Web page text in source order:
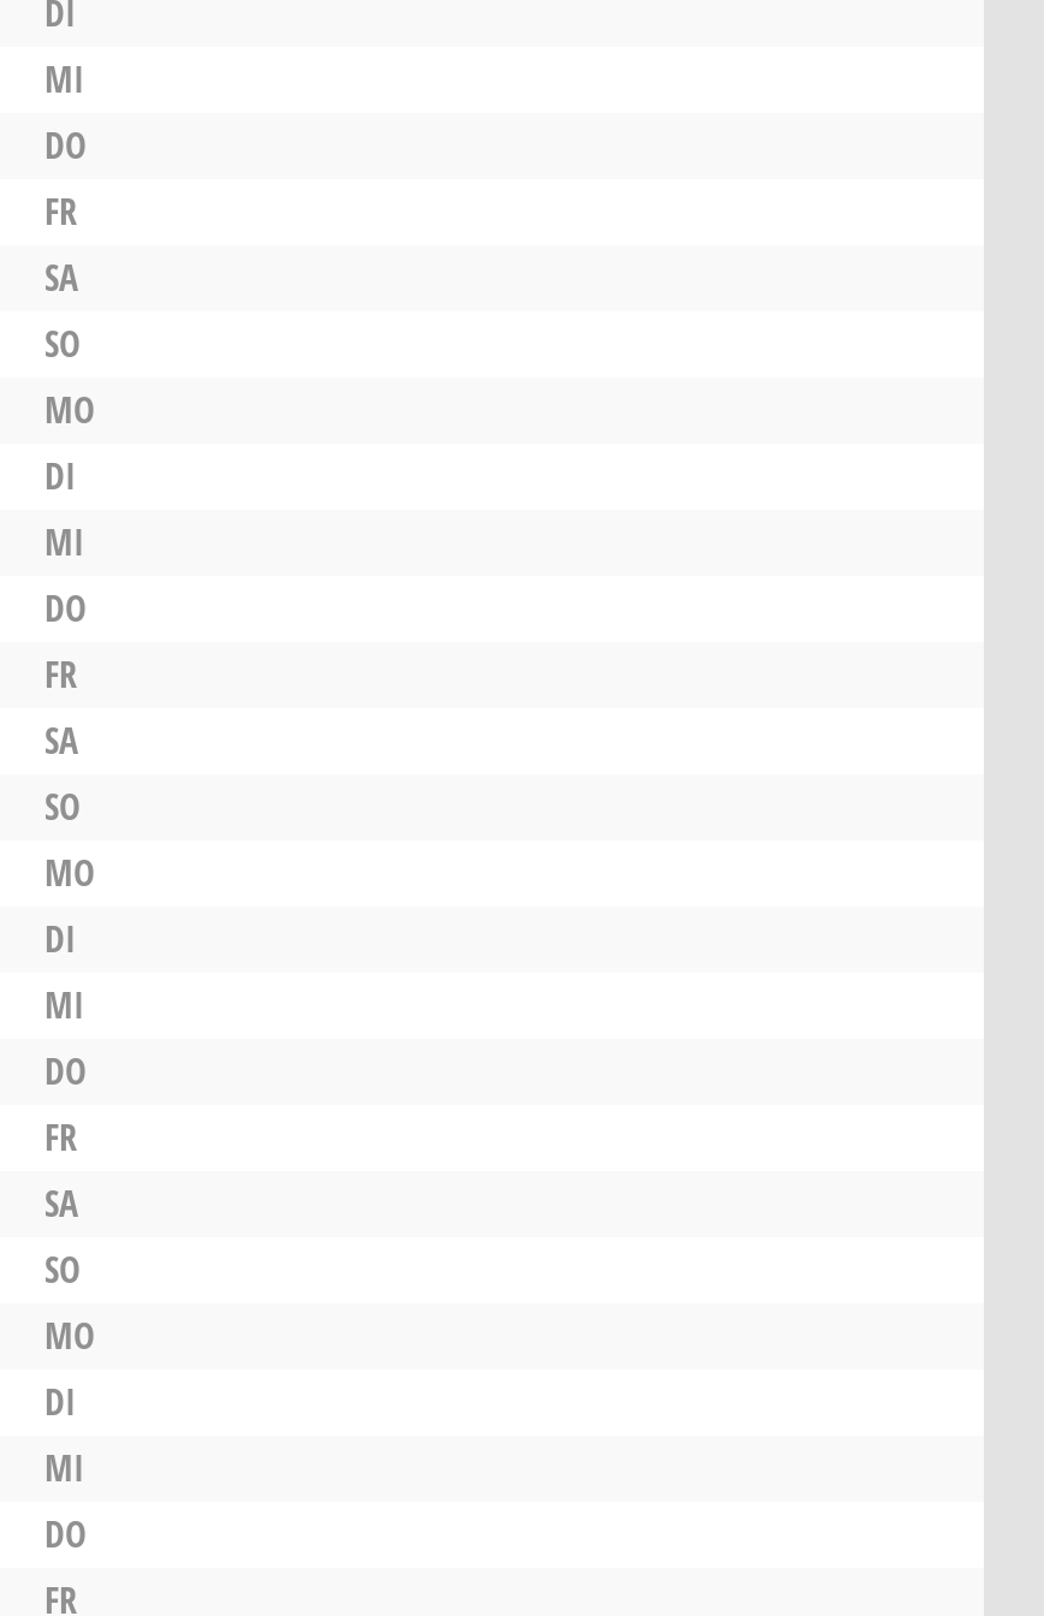
DI
MI
DO
FR
SA
SO
MO
DI
MI
DO
FR
SA
SO
MO
DI
MI
DO
FR
SA
SO
MO
DI
MI
DO
FR